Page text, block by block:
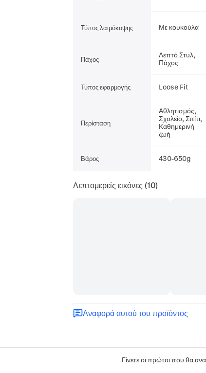
Τύπος λαιμόκοψης Με κουκούλα
Πάχος
Λεπτό Στυλ,
Πάχος
Τύπος εφαρμογής Loose Fit
Περίσταση
Αθλητισμός,
Σχολείο, Σπίτι,
Καθημερινή
ζωή
Βάρος 430-650g
Λεπτομερείς εικόνες (10)
Αναφορά αυτού του προϊόντος
Γίνετε οι πρώτοι που θα